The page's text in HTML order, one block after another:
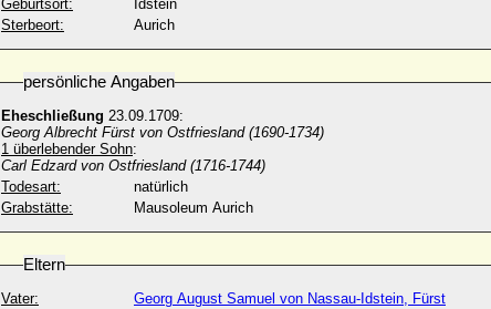
Geburtsort:
Idstein
Sterbeort:
Aurich
persönliche Angaben
Eheschließung 23.09.1709:
Georg Albrecht Fürst von Ostfriesland (1690-1734)
1 überlebender Sohn:
Carl Edzard von Ostfriesland (1716-1744)
Todesart:
natürlich
Grabstätte:
Mausoleum Aurich
Eltern
Vater:
Georg August Samuel von Nassau-Idstein, Fürst